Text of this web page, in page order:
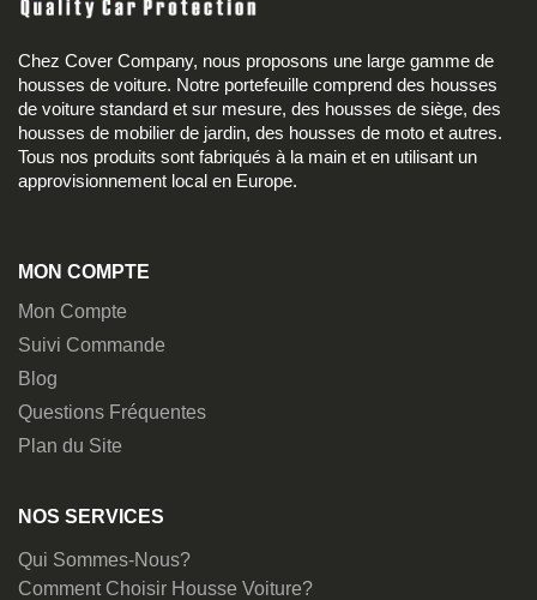
Chez Cover Company, nous proposons une large gamme de
housses de voiture. Notre portefeuille comprend des housses
de voiture standard et sur mesure, des housses de siège, des
housses de mobilier de jardin, des housses de moto et autres.
Tous nos produits sont fabriqués à la main et en utilisant un
approvisionnement local en Europe.
MON COMPTE
Mon Compte
Suivi Commande
Blog
Questions Fréquentes
Plan du Site
NOS SERVICES
Qui Sommes-Nous?
Comment Choisir Housse Voiture?